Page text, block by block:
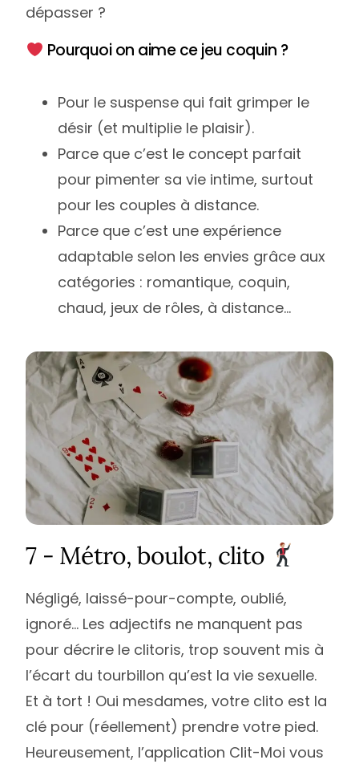
dépasser ?
Pourquoi on aime ce jeu coquin ?
Pour le suspense qui fait grimper le
désir (et multiplie le plaisir).
Parce que c’est le concept parfait
pour pimenter sa vie intime, surtout
pour les couples à distance.
Parce que c’est une expérience
adaptable selon les envies grâce aux
catégories : romantique, coquin,
chaud, jeux de rôles, à distance…
7 - Métro, boulot, clito
Négligé, laissé-pour-compte, oublié,
ignoré… Les adjectifs ne manquent pas
pour décrire le clitoris, trop souvent mis à
l’écart du tourbillon qu’est la vie sexuelle.
Et à tort ! Oui mesdames, votre clito est la
clé pour (réellement) prendre votre pied.
Heureusement, l’application Clit-Moi vous